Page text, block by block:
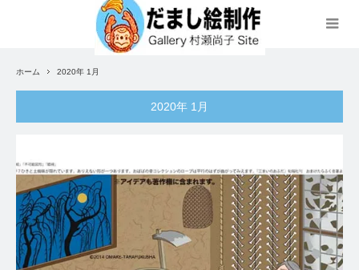
ホーム 2020年 1月
2020年 1月